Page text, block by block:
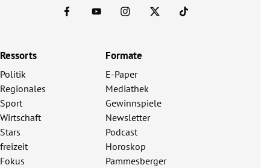
Ressorts
Politik
Regionales
Sport
Wirtschaft
Stars
freizeit
Fokus
Formate
E-Paper
Mediathek
Gewinnspiele
Newsletter
Podcast
Horoskop
Pammesberger